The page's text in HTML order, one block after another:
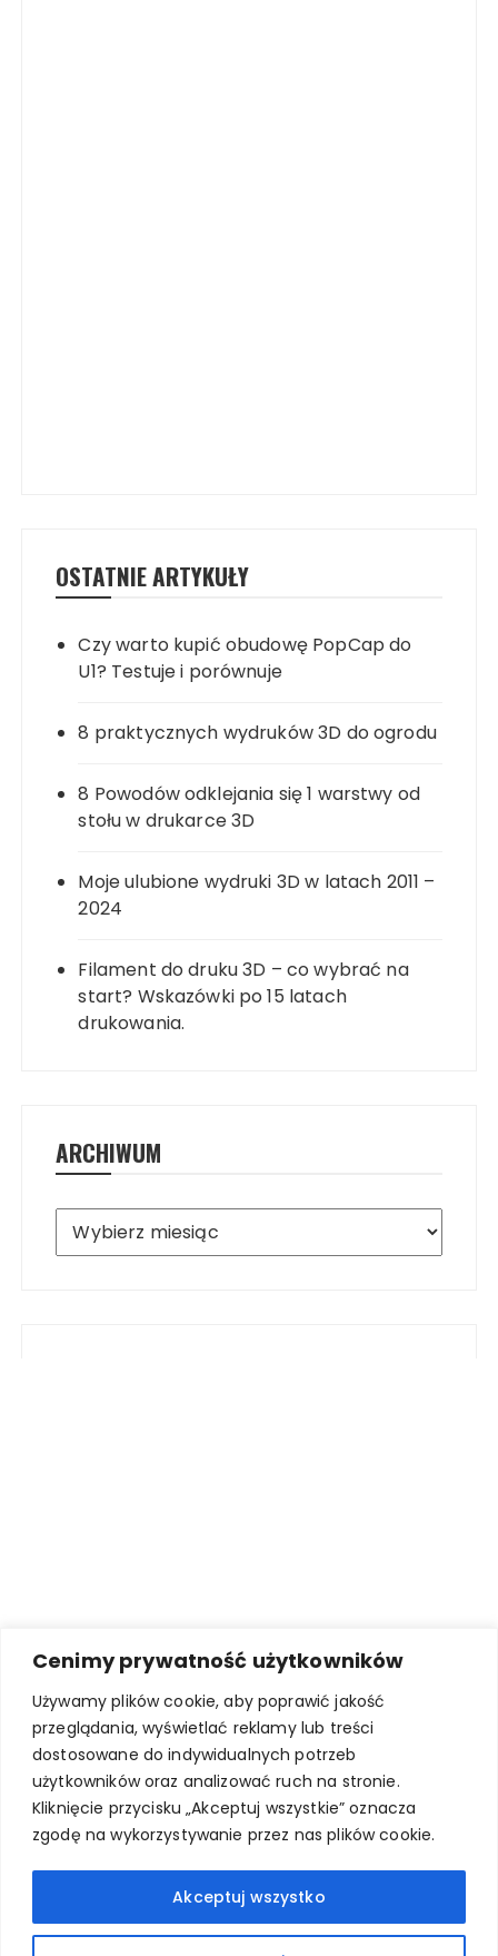
Cenimy prywatność użytkowników
Używamy plików cookie, aby poprawić jakość
przeglądania, wyświetlać reklamy lub treści
dostosowane do indywidualnych potrzeb
użytkowników oraz analizować ruch na stronie.
Kliknięcie przycisku „Akceptuj wszystkie” oznacza
zgodę na wykorzystywanie przez nas plików cookie.
Akceptuj wszystko
OSTATNIE ARTYKUŁY
Czy warto kupić obudowę PopCap do
U1? Testuje i porównuje
8 praktycznych wydruków 3D do ogrodu
8 Powodów odklejania się 1 warstwy od
stołu w drukarce 3D
Moje ulubione wydruki 3D w latach 2011 –
2024
Filament do druku 3D – co wybrać na
start? Wskazówki po 15 latach
drukowania.
ARCHIWUM
Archiwum